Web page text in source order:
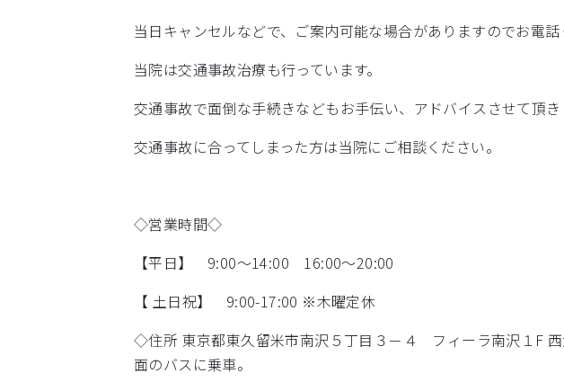
当日キャンセルなどで、ご案内可能な場合がありますのでお電話
当院は交通事故治療も行っています。
交通事故で面倒な手続きなどもお手伝い、アドバイスさせて頂き
交通事故に合ってしまった方は当院にご相談ください。
◇営業時間◇
【平日】 9:00～14:00 16:00～20:00
【 土日祝】 9:00-17:00 ※木曜定休
◇住所 東京都東久留米市南沢５丁目３－４ フィーラ南沢１F
面のバスに乗車。